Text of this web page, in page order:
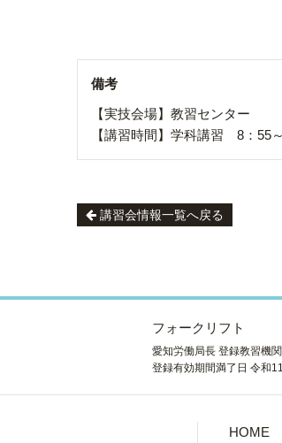
備考
【実技会
【講習時間】学科講習
講習会情報一覧へ戻る
フォークリフト
愛知労働局長 登録教習機
登録有効期間満了日 令和
HOME